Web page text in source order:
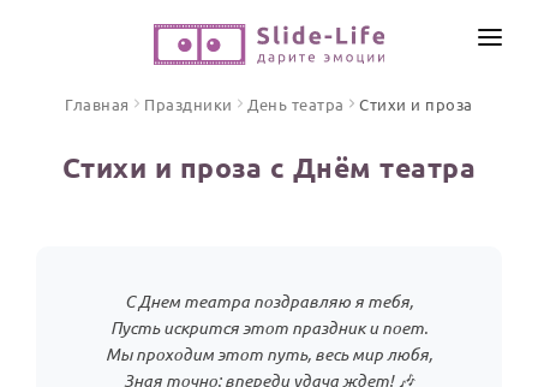
Открытки
Стихи и тексты
ОТЗЫВЫ
Главная Праздники День театра Стихи и проза
Стихи и проза с Днём театра
С Днем театра поздравляю я тебя,
Пусть искрится этот праздник и поет.
Мы проходим этот путь, весь мир любя,
Зная точно: впереди удача ждет! 🎶